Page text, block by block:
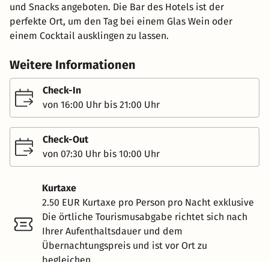
und Snacks angeboten. Die Bar des Hotels ist der
perfekte Ort, um den Tag bei einem Glas Wein oder
einem Cocktail ausklingen zu lassen.
Weitere Informationen
Check-In
von 16:00 Uhr bis 21:00 Uhr
Check-Out
von 07:30 Uhr bis 10:00 Uhr
Kurtaxe
2.50 EUR Kurtaxe pro Person pro Nacht exklusive
Die örtliche Tourismusabgabe richtet sich nach
Ihrer Aufenthaltsdauer und dem
Übernachtungspreis und ist vor Ort zu
begleichen.